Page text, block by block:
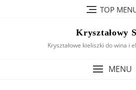
TOP
Kryształowy
Kryształowe kieliszki do wina i
MENU